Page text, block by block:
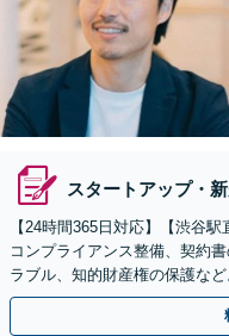
スタートアップ・
【24時間365日対応】【渋谷
コンプライアンス整備、契約
ラブル、知的財産権の保護な
より力強く事業をサポートし